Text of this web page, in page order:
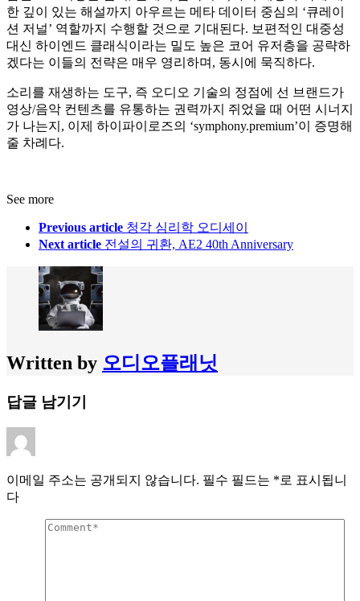
한 깊이 있는 해설까지 아우르는 메타 데이터 중심의 ‘큐레이
션 저널’ 역할까지 수행할 것으로 기대된다. 보편적인 대중성
대신 하이엔드 클래식이라는 밀도 높은 코어 유저층을 공략하
겠다는 이들의 전략은 매우 영리하며, 동시에 묵직하다.
소리를 재생하는 도구, 즉 오디오 기술의 정점에 선 브랜드가
영상/음악 컨텐츠를 유통하는 권력까지 쥐었을 때 어떤 시너지
가 나는지, 이제 하이파이로즈의 ‘symphony.premium’이 증명해
줄 차례다.
See more
Previous article 청각 심리학 오디세이
Next article 전설의 귀환, AE2 40th Anniversary
Written by 오디오플래닛
답글 남기기
이메일 주소는 공개되지 않습니다. 필수 필드는 *로 표시됩니
다